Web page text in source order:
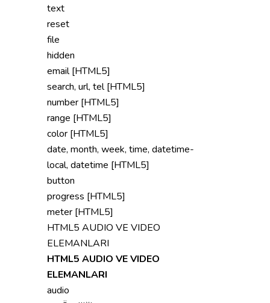
text
reset
file
hidden
email [HTML5]
search, url, tel [HTML5]
number [HTML5]
range [HTML5]
color [HTML5]
date, month, week, time, datetime-
local, datetime [HTML5]
button
progress [HTML5]
meter [HTML5]
HTML5 AUDIO VE VIDEO
ELEMANLARI
HTML5 AUDIO VE VIDEO
ELEMANLARI
audio